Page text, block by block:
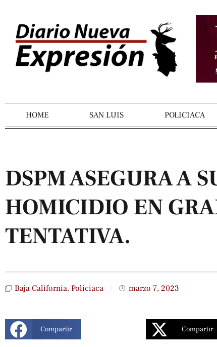
HOME SAN LUIS POLICIACA
DSPM ASEGURA A
HOMICIDIO EN
TENTATIVA.
Baja California, Policiaca marzo 7, 2023
Compartir Compartir